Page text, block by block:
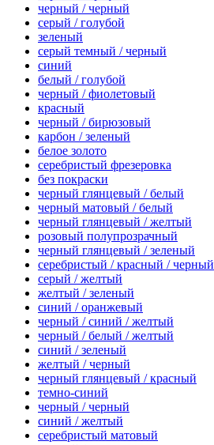
черный / черный
серый / голубой
зеленый
серый темный / черный
синий
белый / голубой
черный / фиолетовый
красный
черный / бирюзовый
карбон / зеленый
белое золото
серебристый фрезеровка
без покраски
черный глянцевый / белый
черный матовый / белый
черный глянцевый / желтый
розовый полупрозрачный
черный глянцевый / зеленый
серебристый / красный / черный
серый / желтый
желтый / зеленый
синий / оранжевый
черный / синий / желтый
черный / белый / желтый
синий / зеленый
желтый / черный
черный глянцевый / красный
темно-синий
черный / черный
синий / желтый
серебристый матовый